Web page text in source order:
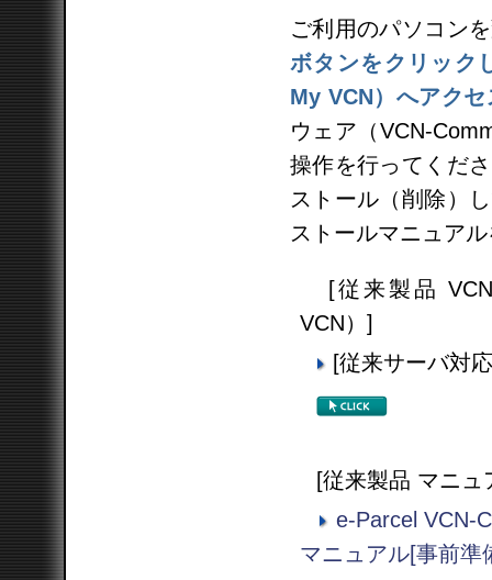
ご利用のパソコン
ボタンをクリック
My VCN）へアクセ
ウェア（VCN-
操作を行ってくだ
ストール（削除）
ストールマニュア
[従来製品 VCN
VCN）]
[従来サーバ対
[従来製品 マニュ
e-Parcel VCN-
マニュアル[事前